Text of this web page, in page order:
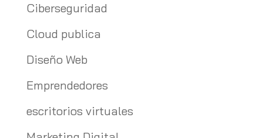
Ciberseguridad
Cloud publica
Diseño Web
Emprendedores
escritorios virtuales